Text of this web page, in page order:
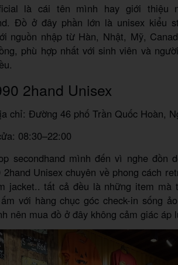
là cái tên mình hay giới thiệu
Đồ ở đây phần lớn là unisex kiểu
nguồn nhập từ Hàn, Nhật, Mỹ,
phù hợp nhất với sinh viên và
2hand Unisex
chỉ: Đường 46 phố Trần Quốc Hoàn,
08:30–22:00
secondhand mình đến vì nghe đồn
2hand Unisex chuyên về phong cách
jacket.. tất cả đều là những item mà
với hàng chục góc check-in sống
nên mua đồ ở đây không cảm giác áp